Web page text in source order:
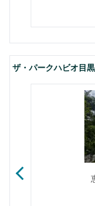
ザ・パークハビオ目